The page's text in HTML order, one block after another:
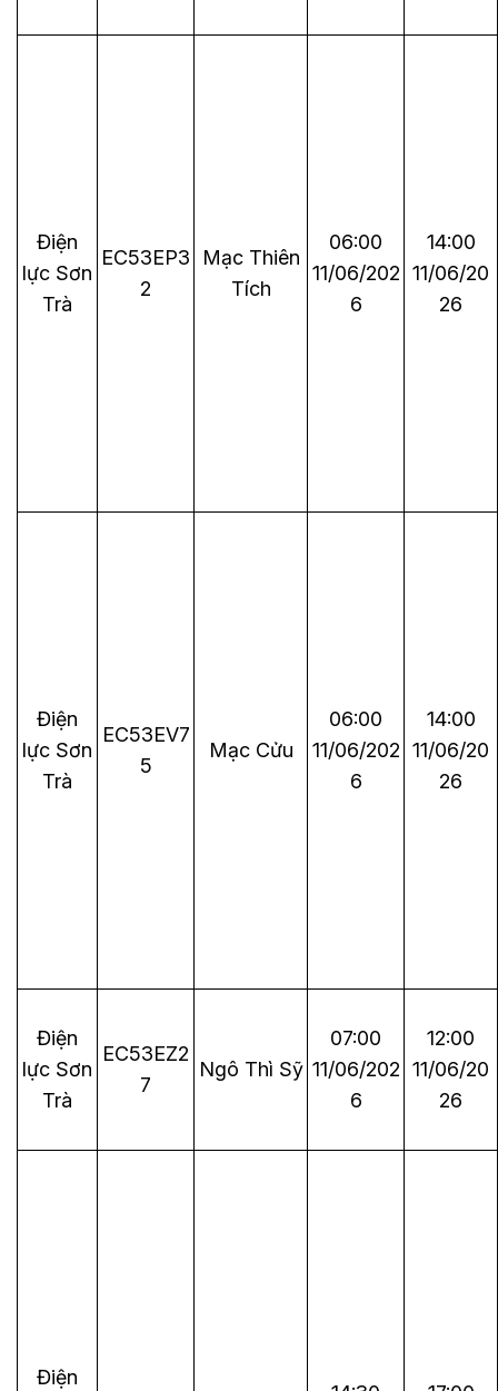
Điện
lực Sơn
Trà
EC53EP3
2
Mạc Thiên
Tích
06:00
11/06/202
6
14:00
11/06/20
26
Điện
lực Sơn
Trà
EC53EV7
5
Mạc Cửu
06:00
11/06/202
6
14:00
11/06/20
26
Điện
lực Sơn
Trà
EC53EZ2
7
Ngô Thì Sỹ
07:00
11/06/202
6
12:00
11/06/20
26
Điện